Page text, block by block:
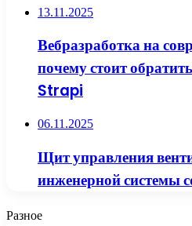
13.11.2025
Вебразработка на
почему стоит
Strapi
06.11.2025
Щит управления
инженерной системы
Разное